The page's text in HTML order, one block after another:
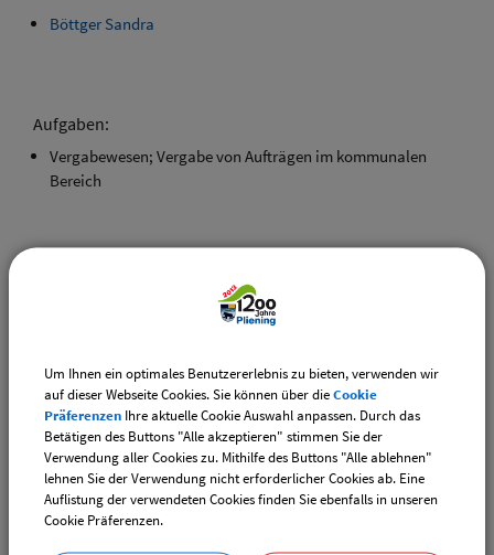
Gemeinde Pliening
Geltinger Str. 18
85652 Pliening
Böttger Sandra
Aufgaben:
Vergabewesen; Vergabe von Aufträgen im kommunalen
Bereich
Um Ihnen ein optimales Benutzererlebnis zu bieten, verwenden wir
auf dieser Webseite Cookies. Sie können über dieCookie
Präferenzen Ihre aktuelle Cookie Auswahl anpassen. Durch das
Betätigen des Buttons "Alle akzeptieren" stimmen Sie der
Verwendung aller Cookies zu. Mithilfe des Buttons "Alle ablehnen"
lehnen Sie der Verwendung nicht erforderlicher Cookies ab. Eine
Auflistung der verwendeten Cookies finden Sie ebenfalls in unseren
Cookie Präferenzen.